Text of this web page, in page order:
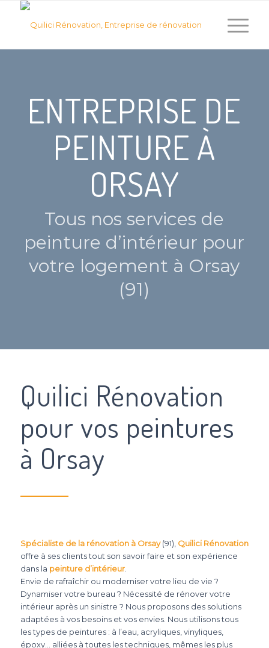
ENTREPRISE DE
PEINTURE À
ORSAY
Tous nos services de
peinture d’intérieur pour
votre logement à Orsay
(91)
Quilici Rénovation
pour vos peintures
à Orsay
Spécialiste de la rénovation à Orsay(91), Quilici Rénovation
offre à ses clients tout son savoir faire et son expérience
dans la peinture d’intérieur.
Envie de rafraîchir ou moderniser votre lieu de vie ?
Dynamiser votre bureau ? Nécessité de rénover votre
intérieur après un sinistre ? Nous proposons des solutions
adaptées à vos besoins et vos envies. Nous utilisons tous
les types de peintures : à l’eau, acryliques, vinyliques,
époxy… alliées à toutes les techniques, mêmes les plus